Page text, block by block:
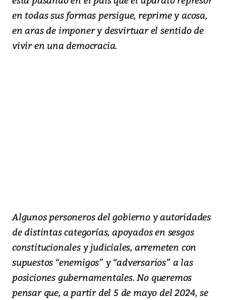
en todas sus formas persigue, reprime y acosa,
en aras de imponer y desvirtuar el sentido de
vivir en una democracia.
Algunos personeros del gobierno y autoridades
de distintas categorías, apoyados en sesgos
constitucionales y judiciales, arremeten con
supuestos “enemigos” y “adversarios” a las
posiciones gubernamentales. No queremos
pensar que, a partir del 5 de mayo del 2024, se